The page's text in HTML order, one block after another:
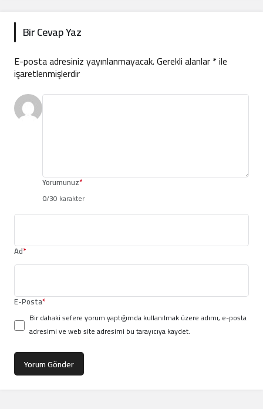
Bir Cevap Yaz
E-posta adresiniz yayınlanmayacak.Gerekli alanlar*ile
işaretlenmişlerdir
Yorumunuz*
0/30 karakter
Ad*
E-Posta*
Bir dahaki sefere yorum yaptığımda kullanılmak üzere adımı, e-posta
adresimi ve web site adresimi bu tarayıcıya kaydet.
Yorum Gönder